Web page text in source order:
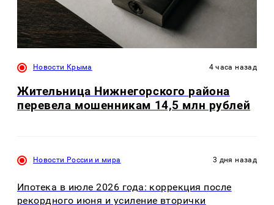
Новости Крыма 4 часа назад
Жительница Нижнегорского района
перевела мошенникам 14,5 млн рублей
Новости России и мира 3 дня назад
Ипотека в июле 2026 года: коррекция после
рекордного июня и усиление вторички